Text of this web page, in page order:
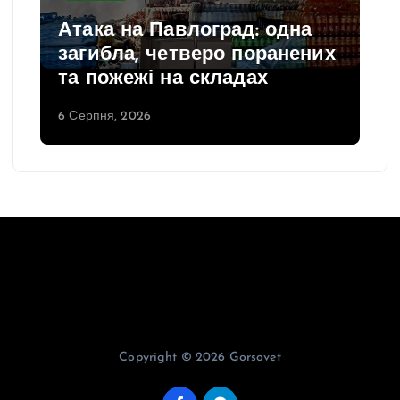
и
с
і
в
Атака на Павлоград: одна
загибла, четверо поранених
та пожежі на складах
6 Серпня, 2026
Copyright © 2026 Gorsovet